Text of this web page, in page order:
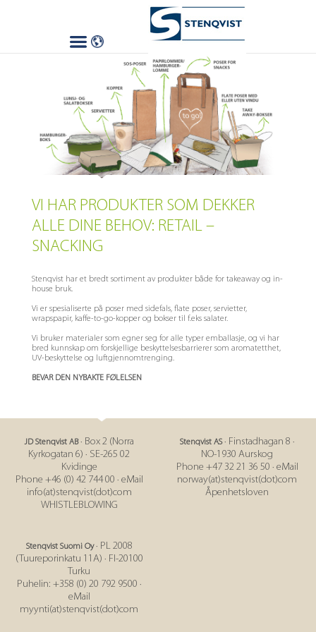
VI HAR PRODUKTER SOM DEKKER
ALLE DINE BEHOV: RETAIL –
SNACKING
Stenqvist har et bredt sortiment av produkter både for takeaway og in-
house bruk.
Vi er spesialiserte på poser med sidefals, flate poser, servietter,
wrapspapir, kaffe-to-go-kopper og bokser til f.eks salater.
Vi bruker materialer som egner seg for alle typer emballasje, og vi har
bred kunnskap om forskjellige beskyttelsesbarrierer som aromatetthet,
UV-beskyttelse og luftgjennomtrenging.
BEVAR DEN NYBAKTE FØLELSEN
JD Stenqvist AB· Box 2 (Norra
Kyrkogatan 6) · SE-265 02
Kvidinge
Phone +46 (0) 42 744 00 · eMail
info(at)stenqvist(dot)com
WHISTLEBLOWING
Stenqvist AS· Finstadhagan 8 ·
NO-1930 Aurskog
Phone +47 32 21 36 50 · eMail
norway(at)stenqvist(dot)com
Åpenhetsloven
Stenqvist Suomi Oy· PL 2008
(Tuureporinkatu 11A) · FI-20100
Turku
Puhelin: +358 (0) 20 792 9500 ·
eMail
myynti(at)stenqvist(dot)com